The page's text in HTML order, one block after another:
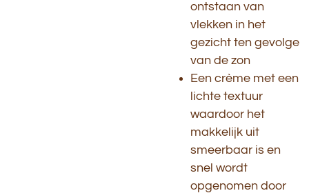
ontstaan van
vlekken in het
gezicht ten gevolge
van de zon
Een crème met een
lichte textuur
waardoor het
makkelijk uit
smeerbaar is en
snel wordt
opgenomen door